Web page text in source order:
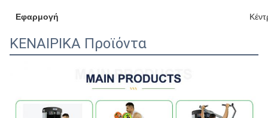
Εφαρμογή
ΚΕΝΑΙΡΙΚΑ Προϊόντα